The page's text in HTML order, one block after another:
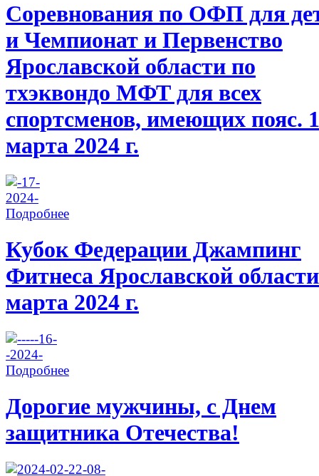
Соревнования по ОФП для
и Чемпионат и Первенство
Ярославской области по
тхэквондо МФТ для всех
спортсменов, имеющих пояс.
марта 2024 г.
Подробнее
Кубок Федерации Джампинг
Фитнеса Ярославской
марта 2024 г.
Подробнее
Дорогие мужчины, с Днем
защитника Отечества!